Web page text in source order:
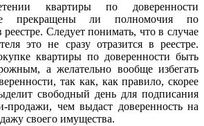
квартиры по доверенности
прекращены ли полномочия по
реестре. Следует понимать, что в случае
это не сразу отразится в реестре.
квартиры по доверенности быть
а желательно вообще избегать
так как, как правило, скорее
свободный день для подписания
продажи, чем выдаст доверенность на
своего имущества.